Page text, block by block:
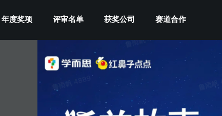
年度奖项 评审名单 获奖公司 赛道合作